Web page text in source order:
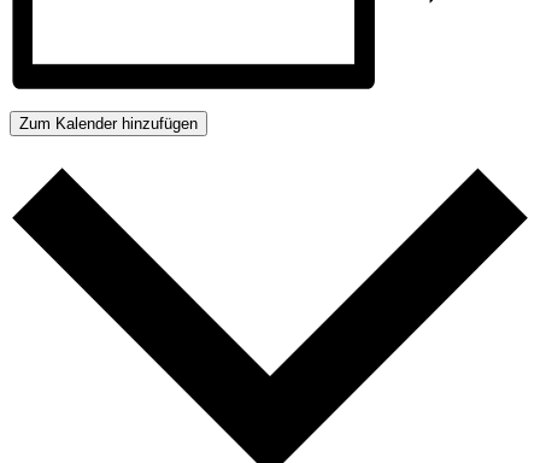
Zum Kalender hinzufügen